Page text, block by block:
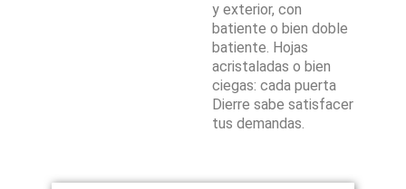
y exterior, con
batiente o bien doble
batiente. Hojas
acristaladas o bien
ciegas: cada puerta
Dierre sabe satisfacer
tus demandas.